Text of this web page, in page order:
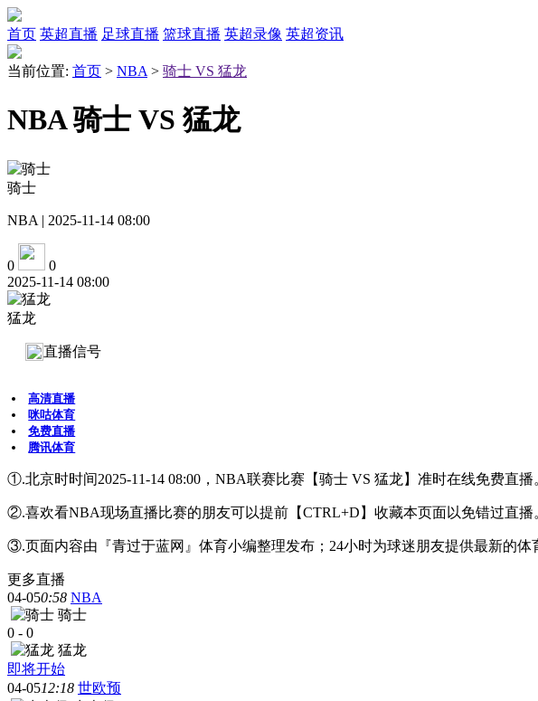
首页 英超直播 足球直播 篮球直播 英超录像 英超资讯
当前位置: 首页 > NBA > 骑士 VS 猛龙
NBA 骑士 VS 猛龙
骑士
NBA | 2025-11-14 08:00
0
0
2025-11-14 08:00
猛龙
直播信号
高清直播
咪咕体育
免费直播
腾讯体育
①.北京时时间2025-11-14 08:00，NBA联赛比赛【骑士 VS 猛龙】准时在线免费直播
②.喜欢看NBA现场直播比赛的朋友可以提前【CTRL+D】收藏本页面以免错过直
③.页面内容由『青过于蓝网』体育小编整理发布；24小时为球迷朋友提供最新的体
更多直播
04-050:58 NBA
骑士
0 - 0
猛龙
即将开始
04-0512:18 世欧预